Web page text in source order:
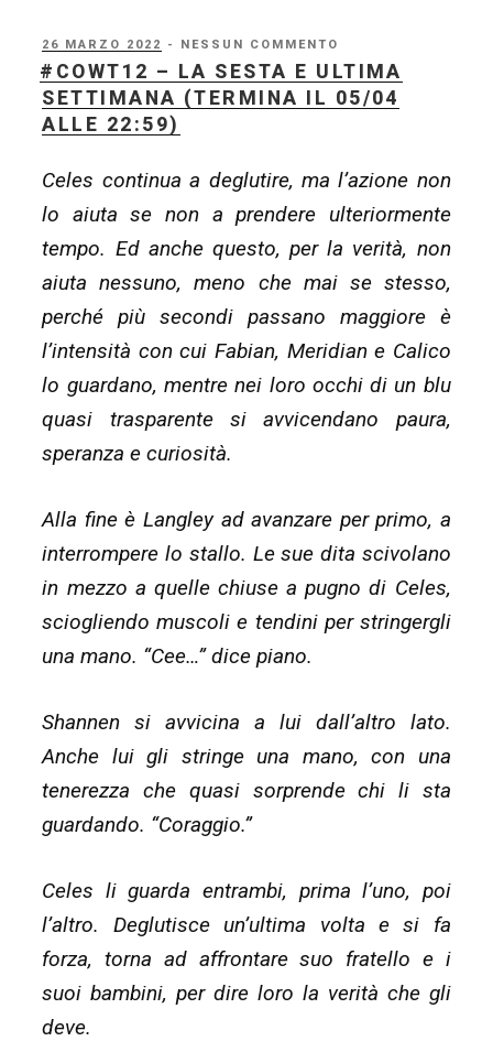
di
chiusura
(chi
vinto?)”
PUBBLICATO
IL
26 MARZO 2022 - NESSUN COMMENTO
#COWT12 – LA SESTA E ULTIMA
SETTIMANA (TERMINA IL 05/04
ALLE 22:59)
Celes continua a deglutire, ma l’azione non
lo aiuta se non a prendere ulteriormente
tempo. Ed anche questo, per la verità, non
aiuta nessuno, meno che mai se stesso,
perché più secondi passano maggiore è
l’intensità con cui Fabian, Meridian e Calico
lo guardano, mentre nei loro occhi di un blu
quasi trasparente si avvicendano paura,
speranza e curiosità.
Alla fine è Langley ad avanzare per primo, a
interrompere lo stallo. Le sue dita scivolano
in mezzo a quelle chiuse a pugno di Celes,
sciogliendo muscoli e tendini per stringergli
una mano. “Cee…” dice piano.
Shannen si avvicina a lui dall’altro lato.
Anche lui gli stringe una mano, con una
tenerezza che quasi sorprende chi li sta
guardando. “Coraggio.”
Celes li guarda entrambi, prima l’uno, poi
l’altro. Deglutisce un’ultima volta e si fa
forza, torna ad affrontare suo fratello e i
suoi bambini, per dire loro la verità che gli
deve.